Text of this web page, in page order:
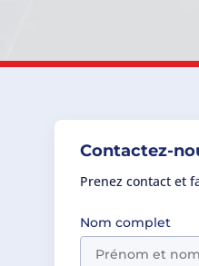
Contactez-
Prenez contact et
Nom complet